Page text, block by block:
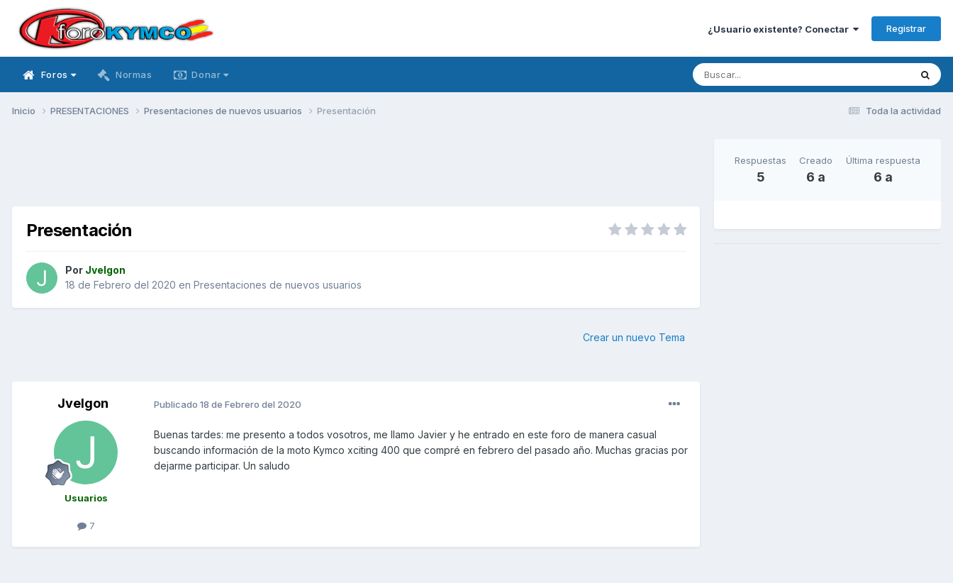
¿Usuario existente? Conectar Registrar
Foros Normas Donar
Toda la actividad
Inicio PRESENTACIONES Presentaciones de nuevos usuarios Presentación
Presentación
Por Jvelgon
18 de Febrero del 2020 en Presentaciones de nuevos usuarios
Crear un nuevo Tema
Jvelgon
Usuarios
7
Publicado 18 de Febrero del 2020
Buenas tardes: me presento a todos vosotros, me llamo Javier y he entrado en este foro de manera casual
buscando información de la moto Kymco xciting 400 que compré en febrero del pasado año. Muchas gracias por
dejarme participar. Un saludo
Respuestas
5
Creado
6 a
Última respuesta
6 a